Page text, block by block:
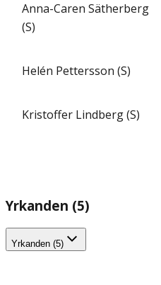
Anna-Caren Sätherberg
(S)
Helén Pettersson (S)
Kristoffer Lindberg (S)
Yrkanden (5)
Yrkanden (5)